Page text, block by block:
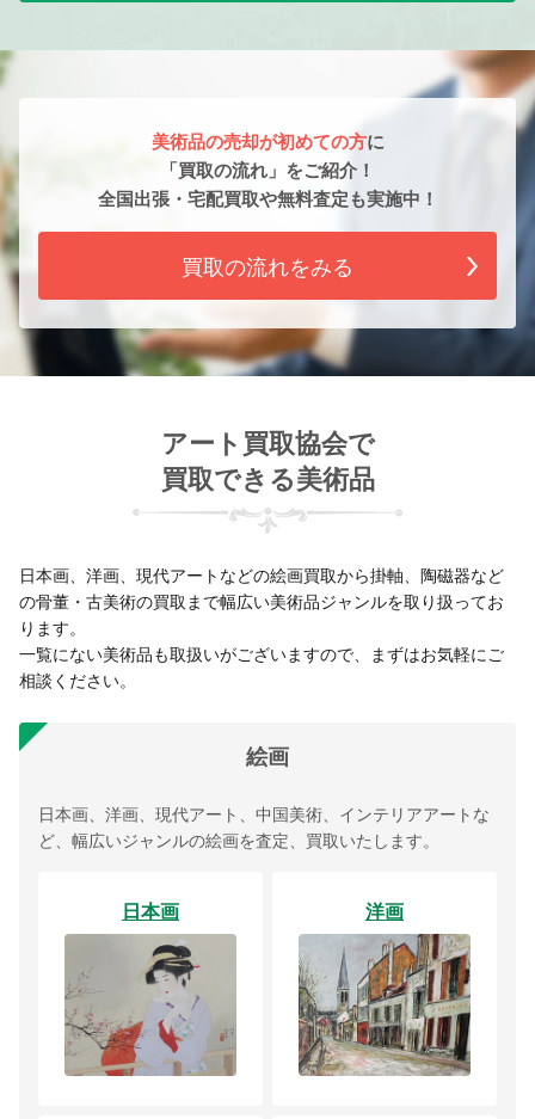
美術品の売却が初めての方に
「買取の流れ」をご紹介！
全国出張・宅配買取や無料査定も実施中！
買取の流れをみる
アート買取協会で
買取できる美術品
日本画、洋画、現代アートなどの絵画買取から掛軸、陶磁器など
の骨董・古美術の買取まで幅広い美術品ジャンルを取り扱ってお
ります。
一覧にない美術品も取扱いがございますので、まずはお気軽にご
相談ください。
絵画
日本画、洋画、現代アート、中国美術、インテリアアートな
ど、幅広いジャンルの絵画を査定、買取いたします。
日本画 洋画